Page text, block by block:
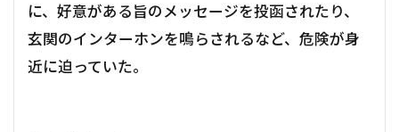
に、好意がある旨のメッセージを投函されたり、
玄関のインターホンを鳴らされるなど、危険が身
近に迫っていた。